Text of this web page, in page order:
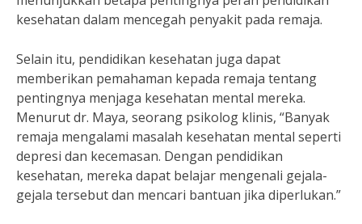
kesehatan dalam mencegah penyakit pada remaja.
Selain itu, pendidikan kesehatan juga dapat
memberikan pemahaman kepada remaja tentang
pentingnya menjaga kesehatan mental mereka.
Menurut dr. Maya, seorang psikolog klinis, “Banyak
remaja mengalami masalah kesehatan mental seperti
depresi dan kecemasan. Dengan pendidikan
kesehatan, mereka dapat belajar mengenali gejala-
gejala tersebut dan mencari bantuan jika diperlukan.”